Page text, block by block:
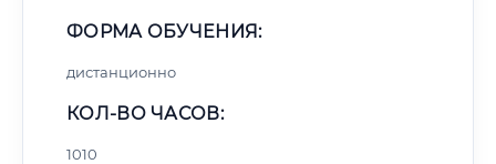
ФОРМА ОБУЧЕНИЯ:
дистанционно
КОЛ-ВО ЧАСОВ:
1010